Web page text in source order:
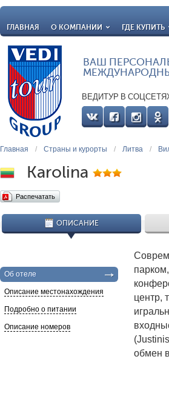
ГЛАВНАЯ О КОМПАНИИ ГДЕ КУПИТЬ
ВАШ
ВЕДИТУР В
Главная / Страны и курорты / Литва /
Karolina
Распечатать
ОПИСАНИЕ
Об отеле
Описание местонахождения
Подробно о питании
Описание номеров
центр,
обмен